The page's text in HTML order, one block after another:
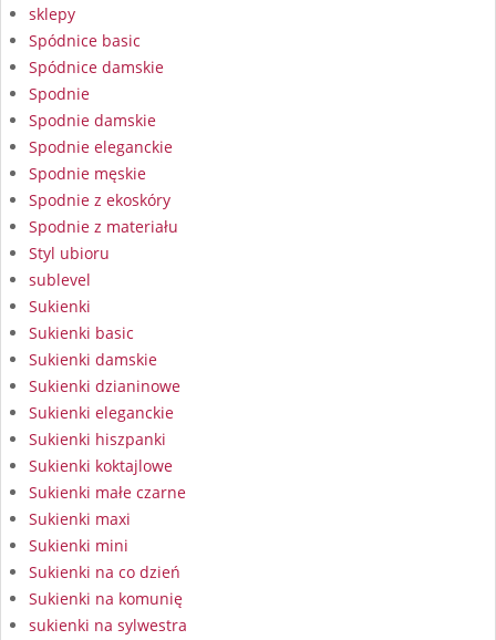
sklepy
Spódnice basic
Spódnice damskie
Spodnie
Spodnie damskie
Spodnie eleganckie
Spodnie męskie
Spodnie z ekoskóry
Spodnie z materiału
Styl ubioru
sublevel
Sukienki
Sukienki basic
Sukienki damskie
Sukienki dzianinowe
Sukienki eleganckie
Sukienki hiszpanki
Sukienki koktajlowe
Sukienki małe czarne
Sukienki maxi
Sukienki mini
Sukienki na co dzień
Sukienki na komunię
sukienki na sylwestra